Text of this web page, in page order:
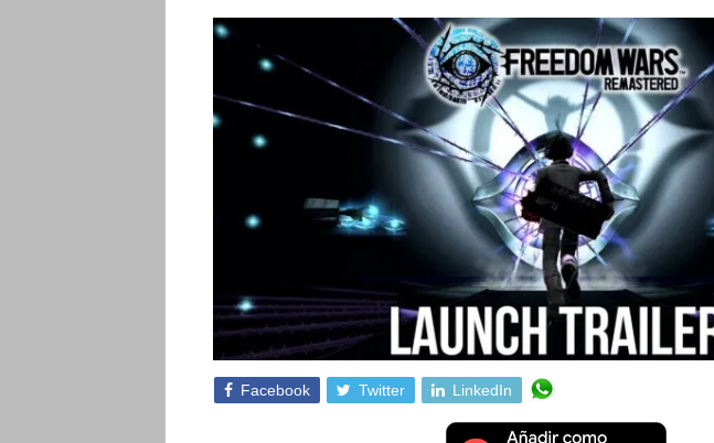
Facebook Twitter LinkedIn